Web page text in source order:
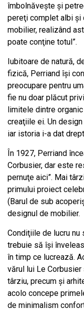
îmbolnăveşte şi
pereţi complet albi şi
mobilier, realizând
poate conţine totul”.
Iubitoare de natură,
fizică, Perriand îşi
preocupare pentru
fie nu doar plăcut
limitele dintre
creaţiile ei. Un
iar istoria i-a dat
În 1927, Perriand
Corbusier, dar este
pernuţe aici”. Mai
primului proiect
(Barul de sub
designul de mobilier.
Condiţiile de lucru nu
trebuie să îşi
în timp ce lucrează.
vărul lui Le
târziu, precum şi
acolo concepe
de minimalism